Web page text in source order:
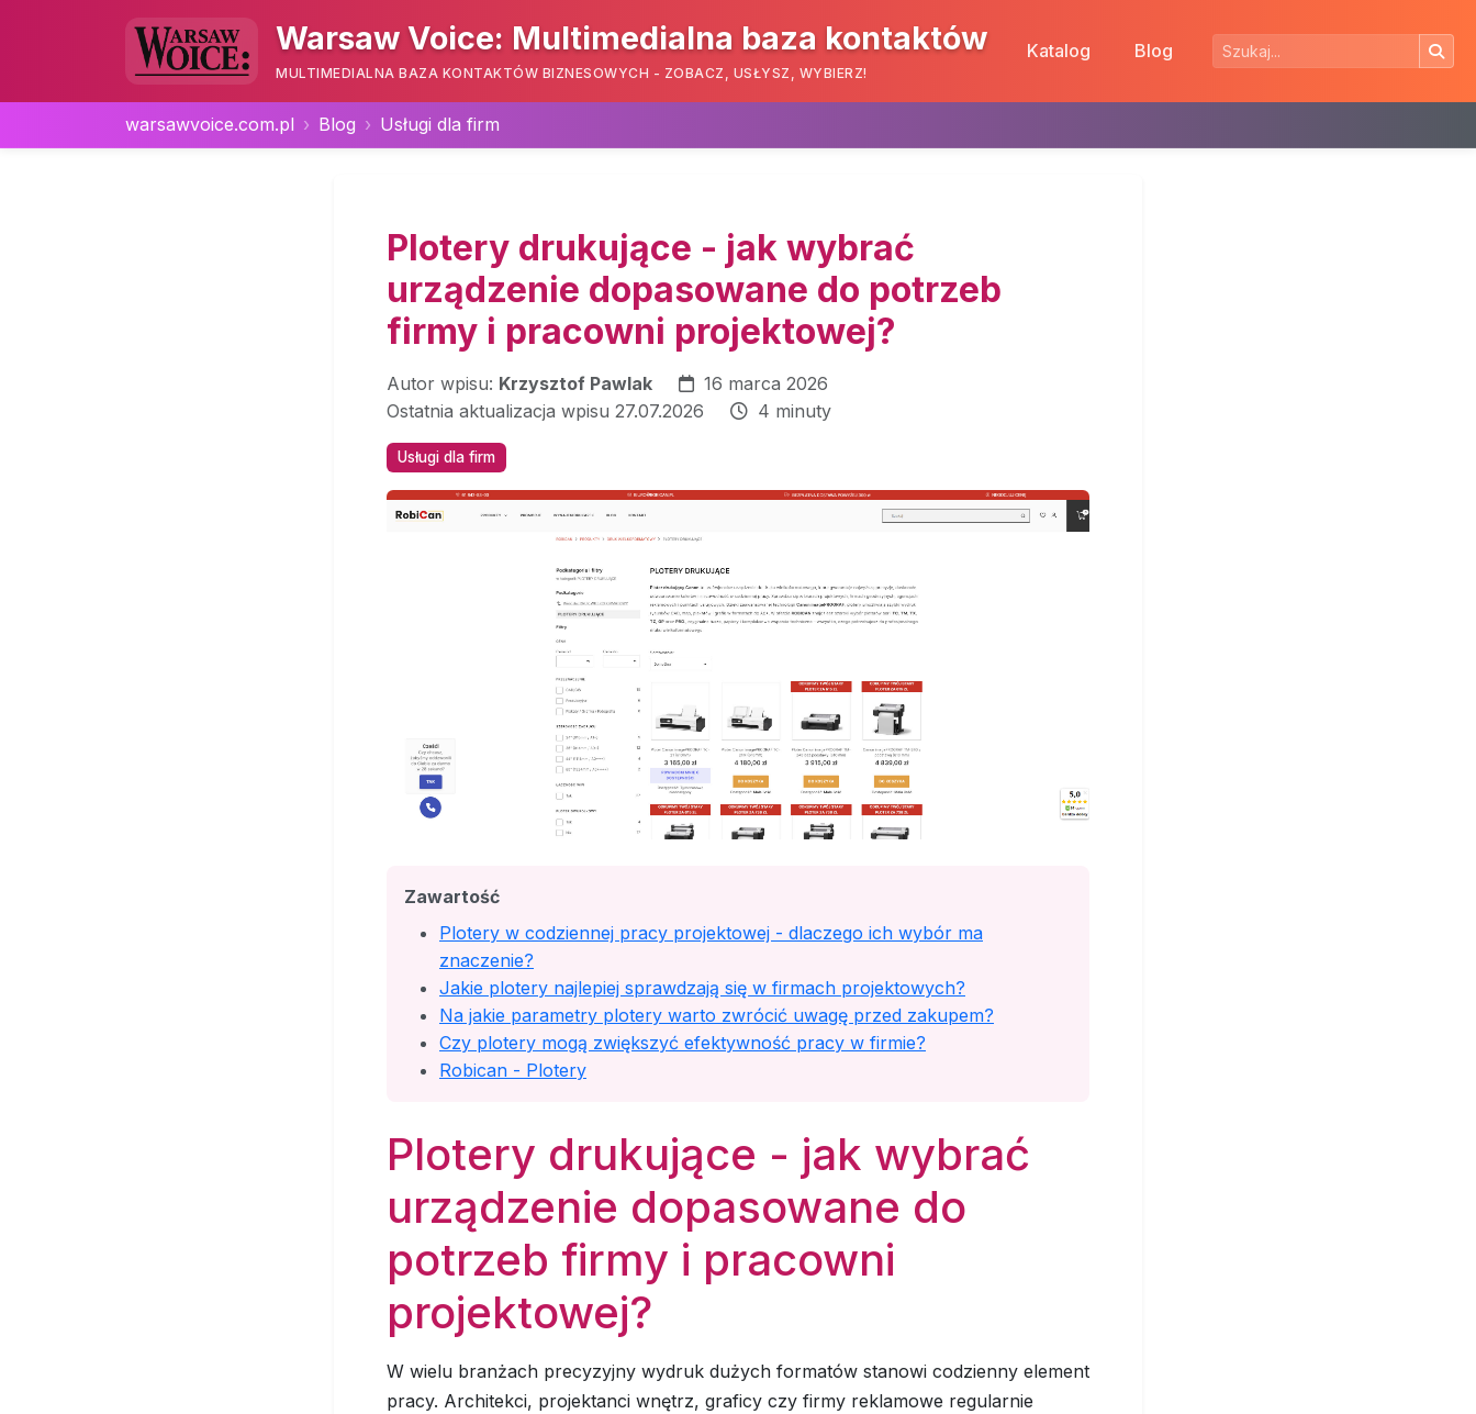
Warsaw Voice: Multimedialna baza kontaktów
MULTIMEDIALNA BAZA KONTAKTÓW BIZNESOWYCH - ZOBACZ, USŁYSZ, WYBIERZ!
Katalog Blog
warsawvoice.com.pl Blog Usługi dla firm
Plotery drukujące - jak wybrać
urządzenie dopasowane do potrzeb
firmy i pracowni projektowej?
Autor wpisu: Krzysztof Pawlak
16 marca 2026
Ostatnia aktualizacja wpisu 27.07.2026
4 minuty
Usługi dla firm
Zawartość
Plotery w codziennej pracy projektowej - dlaczego ich wybór ma
znaczenie?
Jakie plotery najlepiej sprawdzają się w firmach projektowych?
Na jakie parametry plotery warto zwrócić uwagę przed zakupem?
Czy plotery mogą zwiększyć efektywność pracy w firmie?
Robican - Plotery
Plotery drukujące - jak wybrać
urządzenie dopasowane do
potrzeb firmy i pracowni
projektowej?
W wielu branżach precyzyjny wydruk dużych formatów stanowi codzienny element
pracy. Architekci, projektanci wnętrz, graficy czy firmy reklamowe regularnie